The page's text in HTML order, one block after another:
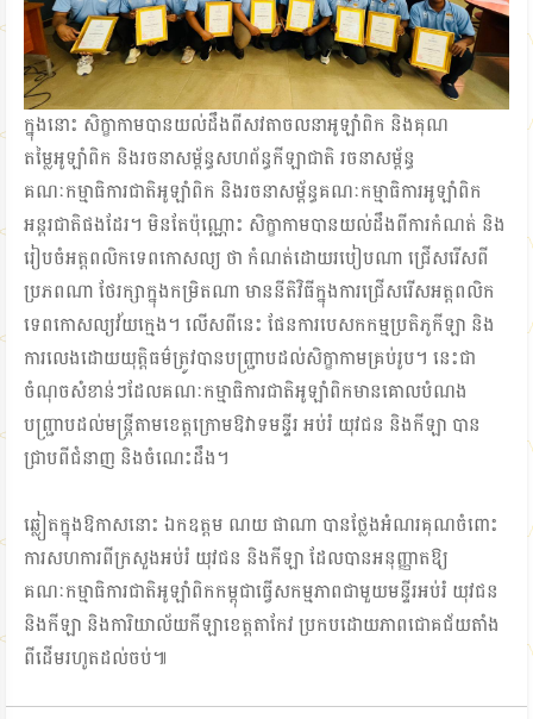
ក្នុងនោះ សិក្ខាកាមបានយល់ដឹងពីសវតាចលនាអូឡាំពិក និងគុណ
តម្លៃអូឡាំពិក និងរចនាសម្ព័ន្ធសហព័ន្ធកីឡាជាតិ រចនាសម្ព័ន្ធ
គណៈកម្មាធិការជាតិអូឡាំពិក និងរចនាសម្ព័ន្ធគណៈកម្មាធិការអូឡាំពិក
អន្តរជាតិផងដែរ។ មិនតែប៉ុណ្ណោះ សិក្ខាកាមបានយល់ដឹងពីការកំណត់ និង
រៀបចំអត្តពលិកទេពកោសល្យ ថា កំណត់ដោយរបៀបណា ជ្រើសរើសពី
ប្រភពណា ថែរក្សាក្នុងកម្រិតណា មាននីតិវិធីក្នុងការជ្រើសរើសអត្តពលិក
ទេពកោសល្យវ័យក្មេង។ លើសពីនេះ ផែនការបេសកកម្មប្រតិភូកីឡា និង
ការលេងដោយយុត្តិធម៌ត្រូវបានបញ្ជ្រាបដល់សិក្ខាកាមគ្រប់រូប។ នេះជា
ចំណុចសំខាន់ៗដែលគណៈកម្មាធិការជាតិអូឡាំពិកមានគោលបំណង
បញ្ជ្រាបដល់មន្ត្រីតាមខេត្តក្រោមឱវាទមន្ទីរ អប់រំ យុវជន និងកីឡា បាន
ជ្រាបពីជំនាញ និងចំណេះដឹង។
ឆ្លៀតក្នុងឱកាសនោះ ឯកឧត្ដម ណយ ផាណា បានថ្លែងអំណរគុណចំពោះ
ការសហការពីក្រសួងអប់រំ យុវជន និងកីឡា ដែលបានអនុញ្ញាតឱ្យ
គណៈកម្មាធិការជាតិអូឡាំពិកកម្ពុជាធ្វើសកម្មភាពជាមួយមន្ទីរអប់រំ យុវជន
និងកីឡា និងការិយាល័យកីឡាខេត្តតាកែវ ប្រកបដោយភាពជោគជ័យតាំង
ពីដើមរហូតដល់ចប់៕